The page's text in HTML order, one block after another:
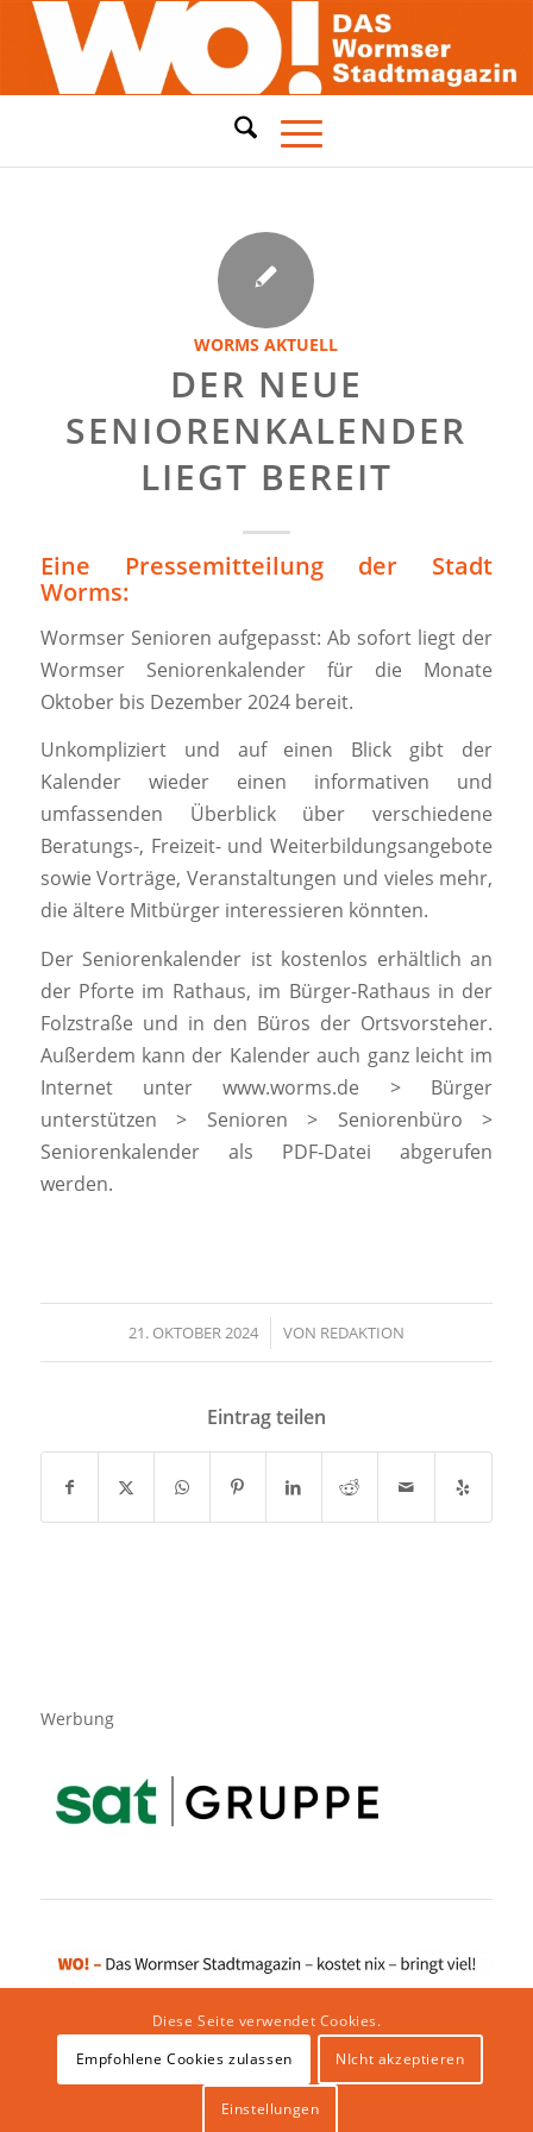
WORMS AKTUELL
DER NEUE
SENIORENKALENDER
LIEGT BEREIT
Eine Pressemitteilung der Stadt
Worms:
Wormser Senioren aufgepasst: Ab sofort liegt der
Wormser Seniorenkalender für die Monate
Oktober bis Dezember 2024 bereit.
Unkompliziert und auf einen Blick gibt der
Kalender wieder einen informativen und
umfassenden Überblick über verschiedene
Beratungs-, Freizeit- und Weiterbildungsangebote
sowie Vorträge, Veranstaltungen und vieles mehr,
die ältere Mitbürger interessieren könnten.
Der Seniorenkalender ist kostenlos erhältlich an
der Pforte im Rathaus, im Bürger-Rathaus in der
Folzstraße und in den Büros der Ortsvorsteher.
Außerdem kann der Kalender auch ganz leicht im
Internet unter www.worms.de > Bürger
unterstützen > Senioren > Seniorenbüro >
Seniorenkalender als PDF-Datei abgerufen
werden.
21. OKTOBER 2024
/ VON REDAKTION
Eintrag teilen
Werbung
Impressum|Datenschutzerklärung|Website von klicklabor.de |
Diese Seite verwendet Cookies.
Empfohlene Cookies zulassen
NIcht akzeptieren
Einstellungen